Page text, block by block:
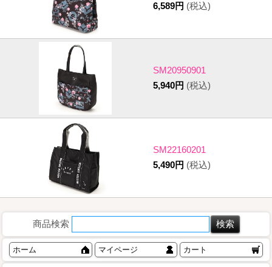
6,589円 (税込)
SM20950901
5,940円 (税込)
SM22160201
5,490円 (税込)
商品検索
ホーム マイページ カート